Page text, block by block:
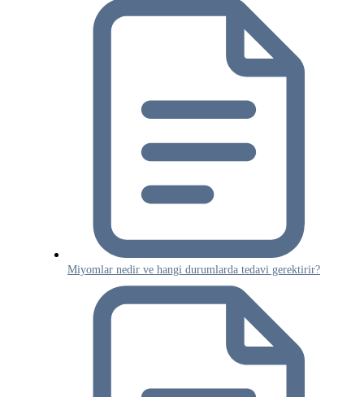
Miyomlar nedir ve hangi durumlarda tedavi gerektirir?